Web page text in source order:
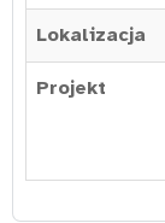
Lokalizacja
Projekt